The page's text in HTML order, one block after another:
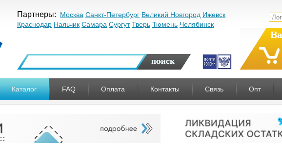
Партнеры: Москва Санкт-Петербург Великий Новгород Ижевск
Краснодар Нальчик Самара Сургут Тверь Тюмень Челябинск
Каталог FAQ Оплата Контакты Связь Опт